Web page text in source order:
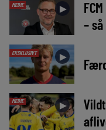
MEDIE ►
–
EKSKLUSIVT ►
MEDIE ►